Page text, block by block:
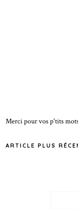
Merci pour vos p'tits
ARTICLE PLUS